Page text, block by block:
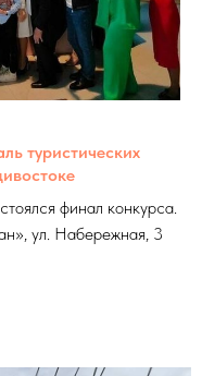
туристических
финал конкурса.
ул. Набережная, 3